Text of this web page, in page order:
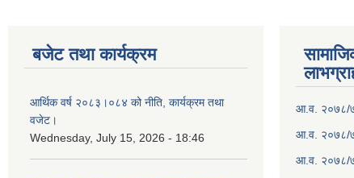
बजेट तथा कार्यक्रम
आर्थिक वर्ष २०८३।०८४ को नीति, कार्यक्रम तथा
वजेट।
Wednesday, July 15, 2026 - 18:46
आ.व. २०७८/
आ.व. २०७८/
आ.व. २०७८/